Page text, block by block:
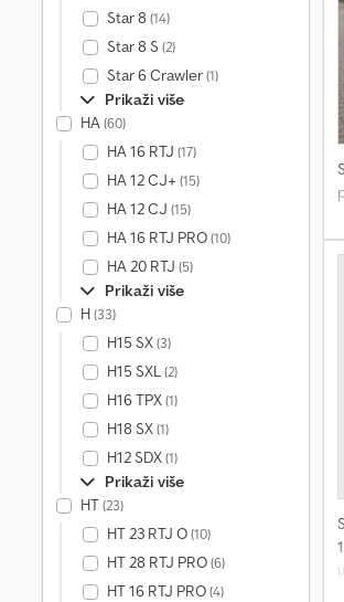
Star 8 (14)
Star 8 S (2)
Star 6 Crawler(1)
Prikaži više
HA(60)
HA 16 RTJ (17)
HA 12 CJ+(15)
HA 12 CJ (15)
HA 16 RTJ PRO(10)
HA 20 RTJ (5)
Prikaži više
H(33)
H15 SX(3)
H15 SXL(2)
H16 TPX(1)
H18 SX(1)
H12 SDX(1)
Prikaži više
HT(23)
HT 23 RTJ O(10)
HT 28 RTJ PRO(6)
HT 16 RTJ PRO(4)